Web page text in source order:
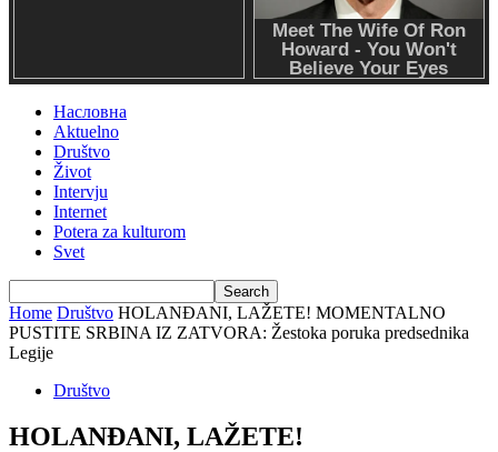
Насловна
Aktuelno
Društvo
Život
Intervju
Internet
Potera za kulturom
Svet
Home Društvo HOLANĐANI, LAŽETE! MOMENTALNO
PUSTITE SRBINA IZ ZATVORA: Žestoka poruka predsednika
Legije
Društvo
HOLANĐANI, LAŽETE!